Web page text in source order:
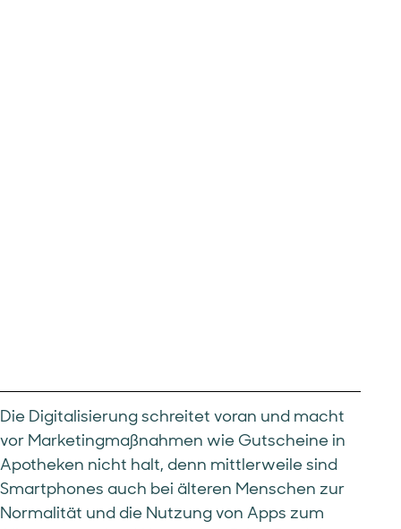
Die Digitalisierung schreitet voran und macht
vor Marketingmaßnahmen wie Gutscheine in
Apotheken nicht halt, denn mittlerweile sind
Smartphones auch bei älteren Menschen zur
Normalität und die Nutzung von Apps zum